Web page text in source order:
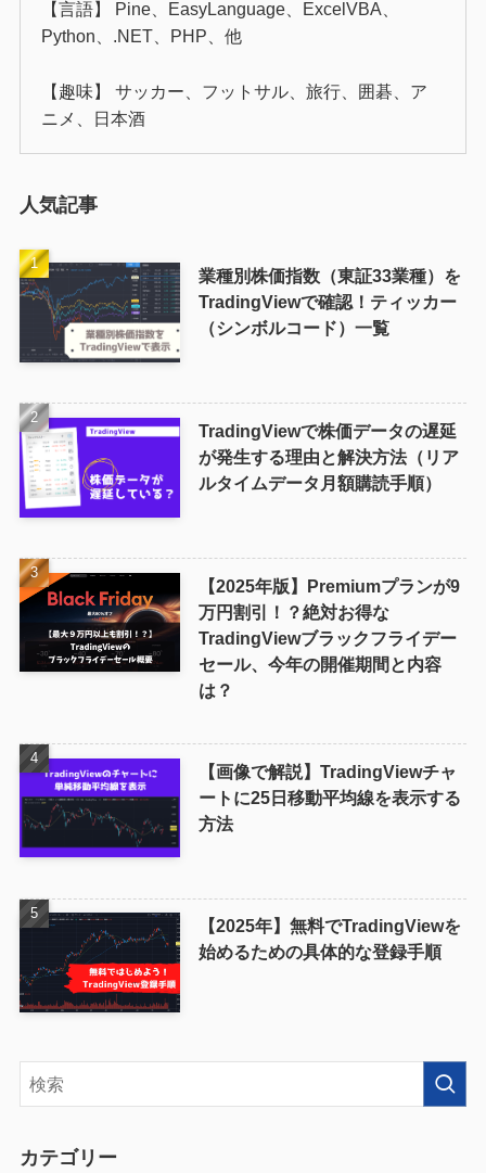
【言語】 Pine、EasyLanguage、ExcelVBA、
Python、.NET、PHP、他
【趣味】 サッカー、フットサル、旅行、囲碁、ア
ニメ、日本酒
人気記事
業種別株価指数（東証33業種）を
TradingViewで確認！ティッカー
（シンボルコード）一覧
TradingViewで株価データの遅延
が発生する理由と解決方法（リア
ルタイムデータ月額購読手順）
【2025年版】Premiumプランが9
万円割引！？絶対お得な
TradingViewブラックフライデー
セール、今年の開催期間と内容
は？
【画像で解説】TradingViewチャ
ートに25日移動平均線を表示する
方法
【2025年】無料でTradingViewを
始めるための具体的な登録手順
カテゴリー